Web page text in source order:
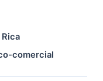
comercial